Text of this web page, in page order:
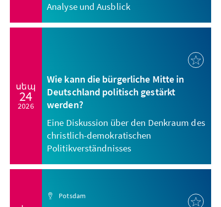
Analyse und Ausblick
սեպ
24
2026
Wie kann die bürgerliche Mitte in
Deutschland politisch gestärkt
werden?
Eine Diskussion über den Denkraum des
christlich-demokratischen
Politikverständnisses
Potsdam